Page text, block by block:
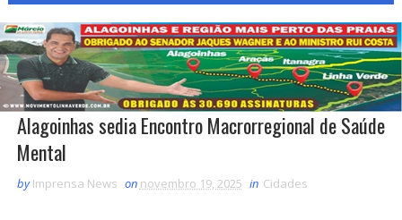
Alagoinhas sedia Encontro Macrorregional de Saúde
Mental
by Imprensa News on novembro 19, 2025 in Cidades